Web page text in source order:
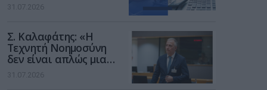
31.07.2026
Σ. Καλαφάτης: «Η
Τεχνητή Νοημοσύνη
δεν είναι απλώς μια
νέα τεχνολογία, είναι
μια νέα βιομηχανική
31.07.2026